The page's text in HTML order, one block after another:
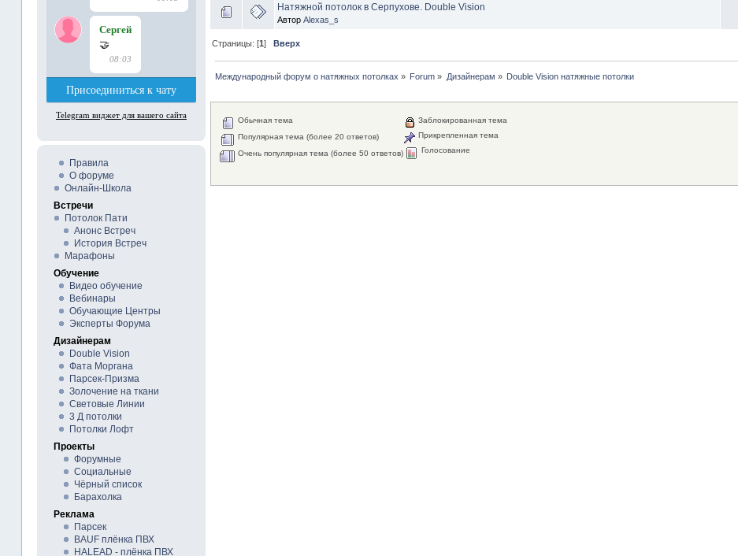
Правила
О форуме
Онлайн-Школа
Встречи
Потолок Пати
Анонс Встреч
История Встреч
Марафоны
Обучение
Видео обучение
Вебинары
Обучающие Центры
Эксперты Форума
Дизайнерам
Double Vision
Фата Моргана
Парсек-Призма
Золочение на ткани
Световые Линии
3 Д потолки
Потолки Лофт
Проекты
Форумные
Социальные
Чёрный список
Барахолка
Реклама
Парсек
BAUF плёнка ПВХ
HALEAD - плёнка ПВХ
Натяжной потолок в Серпухове. Double Vision
Автор Alexas_s
Страницы: [1]Вверх
Международный форум о натяжных потолках » Forum » Дизайнерам » Double Vision натяжные потолки
Обычная тема
Популярная тема (более 20 ответов)
Очень популярная тема (более 50 ответов)
Заблокированная тема
Прикрепленная тема
Голосование